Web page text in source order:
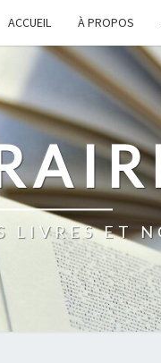
ACCUEIL À PROPOS
LIVRES ET